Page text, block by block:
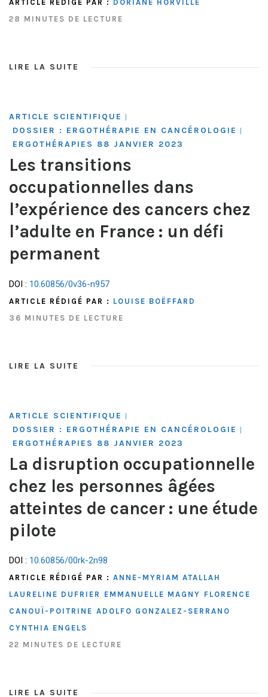
ARTICLE RÉDIGÉ PAR : DORIANE HORVILLE
28 MINUTES DE LECTURE
LIRE LA SUITE
ARTICLE SCIENTIFIQUE
DOSSIER : ERGOTHÉRAPIE EN CANCÉROLOGIE
ERGOTHÉRAPIES 88 JANVIER 2023
Les transitions
occupationnelles dans
l’expérience des cancers chez
l’adulte en France : un défi
permanent
DOI : 10.60856/0v36-n957
ARTICLE RÉDIGÉ PAR : LOUISE BOËFFARD
36 MINUTES DE LECTURE
LIRE LA SUITE
ARTICLE SCIENTIFIQUE |
DOSSIER : ERGOTHÉRAPIE EN CANCÉROLOGIE |
ERGOTHÉRAPIES 88 JANVIER 2023
La disruption occupationnelle
chez les personnes âgées
atteintes de cancer : une étude
pilote
DOI : 10.60856/00rk-2n98
ARTICLE RÉDIGÉ PAR : ANNE-MYRIAM ATALLAH
LAURELINE DUFRIER
EMMANUELLE MAGNY FLORENCE
CANOUÏ-POITRINE ADOLFO GONZALEZ-SERRANO
CYNTHIA ENGELS
22 MINUTES DE LECTURE
LIRE LA SUITE